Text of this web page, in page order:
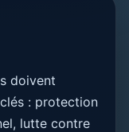
doivent
: protection
lutte contre